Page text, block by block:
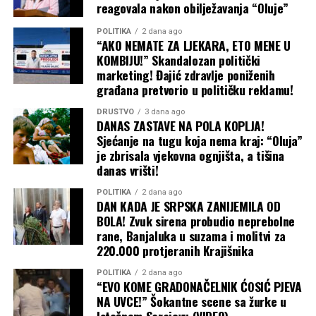
sagledajte trenutnu emotivnu situaciju onakvom kakva
zaista jeste.
Zdravlje: Pijte više tečnosti i unosite vitamine.
važan projekat.
Zdravlje: Osjećate umor. Vrijeme je za kraći predah od
obaveza.
VAGA
Ljubav: Ljubavni život ulazi u mirniju fazu. Vage u vezi
prave planove za zajedničko putovanje, dok slobodni
pripadnici znaka mogu očekivati flert na radnom mjestu.
Posao: Povoljan dan za pregovore i saradnju sa
inostranstvom. Vaše diplomatske sposobnosti donose
vam veliku prednost u odnosu na konkurenciju.
Zdravlje: Mogući su problemi sa cirkulacijom. Unosite
ŠKORPIJA
Ljubav: Danas vas očekuje otvoren i dramatičan razgovor
reagovala nakon obilježavanja “Oluje”
POLITIKA 2 dana ago
“AKO NEMATE ZA LJEKARA, ETO MENE U
KOMBIJU!” Skandalozan politički
marketing! Đajić zdravlje poniženih
građana pretvorio u političku reklamu!
DRUŠTVO 3 dana ago
DANAS ZASTAVE NA POLA KOPLJA!
Sjećanje na tugu koja nema kraj: “Oluja”
je zbrisala vjekovna ognjišta, a tišina
danas vrišti!
POLITIKA 2 dana ago
DAN KADA JE SRPSKA ZANIJEMILA OD
BOLA! Zvuk sirena probudio neprebolne
rane, Banjaluka u suzama i molitvi za
220.000 protjeranih Krajišnika
POLITIKA 2 dana ago
“EVO KOME GRADONAČELNIK ĆOSIĆ PJEVA
NA UVCE!” Šokantne scene sa žurke u